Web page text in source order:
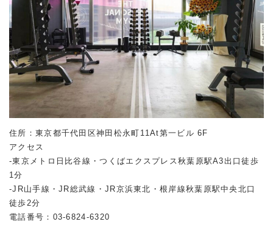
住所：東京都千代田区神田松永町11At第一ビル 6F
アクセス
-東京メトロ日比谷線・つくばエクスプレス秋葉原駅A3出口徒歩
1分
-JR山手線・JR総武線・JR京浜東北・根岸線秋葉原駅中央北口
徒歩2分
電話番号：03-6824-6320